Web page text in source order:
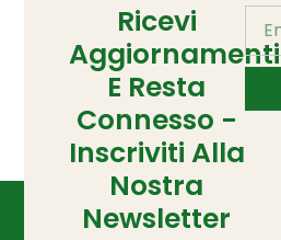
Ricevi
Aggiornamenti
E Resta
Connesso -
Inscriviti Alla
Nostra
Newsletter